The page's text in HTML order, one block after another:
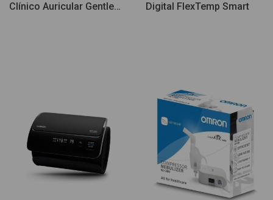
Clínico Auricular Gentle
Digital FlexTemp Smart